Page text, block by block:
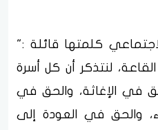
كلمتها قائلة :"
لنتذكر أن كل أسرة
في الإغاثة، والحق في
والحق في العودة إلى